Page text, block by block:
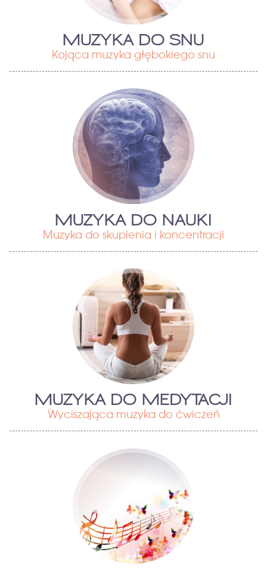
MUZYKA DO SNU
Kojąca muzyka głębokiego snu
MUZYKA DO NAUKI
Muzyka do skupienia i koncentracji
MUZYKA DO MEDYTACJI
Wyciszająca muzyka do ćwiczeń